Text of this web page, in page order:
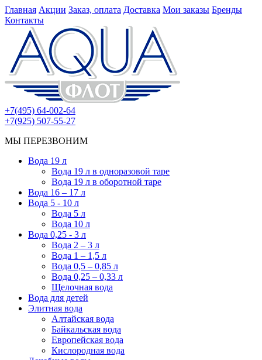
Главная Акции Заказ, оплата Доставка Мои заказы Бренды
Контакты
+7(495) 64-002-64
+7(925) 507-55-27
МЫ ПЕРЕЗВОНИМ
Вода 19 л
Вода 19 л в одноразовой таре
Вода 19 л в оборотной таре
Вода 16 – 17 л
Вода 5 - 10 л
Вода 5 л
Вода 10 л
Вода 0,25 - 3 л
Вода 2 – 3 л
Вода 1 – 1,5 л
Вода 0,5 – 0,85 л
Вода 0,25 – 0,33 л
Щелочная вода
Вода для детей
Элитная вода
Алтайская вода
Байкальская вода
Европейская вода
Кислородная вода